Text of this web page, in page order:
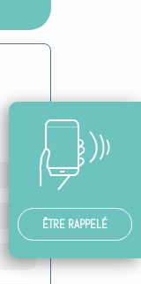
ÊTRE RAPPELÉ